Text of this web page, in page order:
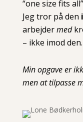
“one size fits
Jeg tror på den
arbejdermed
– ikke imod den.
Min opgave er
men at tilpasse